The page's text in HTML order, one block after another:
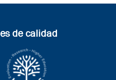
de calidad